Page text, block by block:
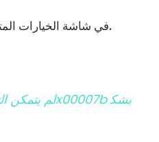
في شاشة الخياراتاستعادة التمهيد.